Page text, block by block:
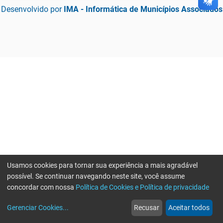
Desenvolvido por IMA - Informática de Municípios Associados
web
Notícias
more_horiz
Mais
Usamos cookies para tornar sua experiência a mais agradável
possível. Se continuar navegando neste site, você assume
concordar com nossa Política de Cookies e Política de privacidade
Gerenciar Cookies... Recusar Aceitar todos
Erro ao enviar informações, por favor tente novamente